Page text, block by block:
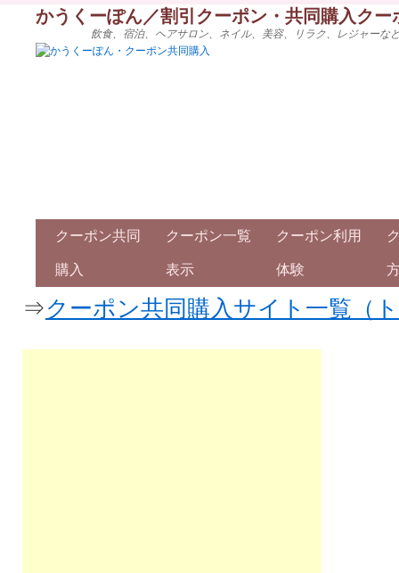
かうくーぽん／割引クーポン・共同購入ク
飲食、宿泊、ヘアサロン、ネイル、美容、リラク、レジャー
クーポン共同
購入
クーポン一覧
表示
クーポン利用
体験
⇒クーポン共同購入サイト一覧（